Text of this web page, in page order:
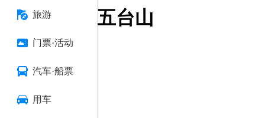
旅游
门票·活动
汽车·船票
用车
五台山